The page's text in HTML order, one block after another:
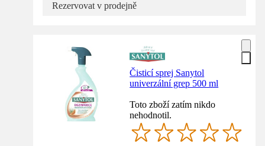
Rezervovat v prodejně
Čisticí sprej Sanytol
univerzální grep 500 ml
Toto zboží zatím nikdo
nehodnotil.